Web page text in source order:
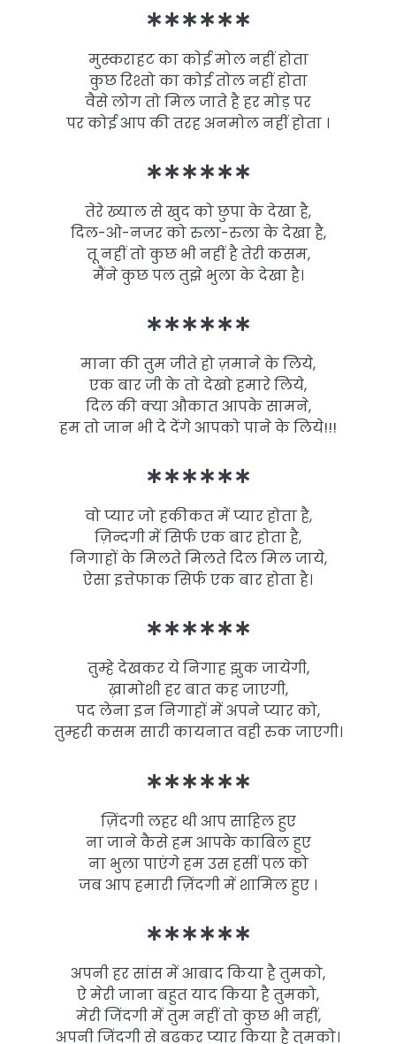
∗∗∗∗∗∗
मुस्कराहट का कोई मोल नहीं होता
कुछ रिश्तो का कोई तोल नहीं होता
वैसे लोग तो मिल जाते है हर मोड़ पर
पर कोई आप की तरह अनमोल नहीं होता ।
∗∗∗∗∗∗
तेरे ख्याल से खुद को छुपा के देखा है,
दिल-ओ-नजर को रुला-रुला के देखा है,
तू नहीं तो कुछ भी नहीं है तेरी कसम,
मैंने कुछ पल तुझे भुला के देखा है।
∗∗∗∗∗∗
माना की तुम जीते हो ज़माने के लिये,
एक बार जी के तो देखो हमारे लिये,
दिल की क्या औकात आपके सामने,
हम तो जान भी दे देंगे आपको पाने के लिये!!!
∗∗∗∗∗∗
वो प्यार जो हकीकत में प्यार होता है,
ज़िन्दगी में सिर्फ एक बार होता है,
निगाहों के मिलते मिलते दिल मिल जाये,
ऐसा इत्तेफाक सिर्फ एक बार होता है।
∗∗∗∗∗∗
तुम्हे देखकर ये निगाह झुक जायेगी,
ख़ामोशी हर बात कह जाएगी,
पद लेना इन निगाहों में अपने प्यार को,
तुम्हरी कसम सारी कायनात वही रुक जाएगी।
∗∗∗∗∗∗
ज़िंदगी लहर थी आप साहिल हुए
ना जाने कैसे हम आपके काबिल हुए
ना भुला पाएंगे हम उस हसीं पल को
जब आप हमारी ज़िंदगी में शामिल हुए ।
∗∗∗∗∗∗
अपनी हर सांस में आबाद किया है तुमको,
ऐ मेरी जाना बहुत याद किया है तुमको,
मेरी जिंदगी में तुम नहीं तो कुछ भी नहीं,
अपनी जिंदगी से बढ़कर प्यार किया है तुमको।